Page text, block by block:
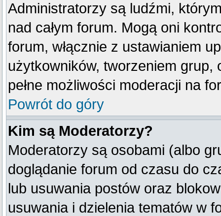
Administratorzy są ludźmi,
nad całym forum. Mogą oni
forum, włącznie z ustawianiem
użytkowników, tworzeniem
pełne możliwości moderacji na
Powrót do góry
Kim są Moderatorzy?
Moderatorzy są osobami (albo
doglądanie forum od czasu do
lub usuwania postów oraz
usuwania i dzielenia tematów w